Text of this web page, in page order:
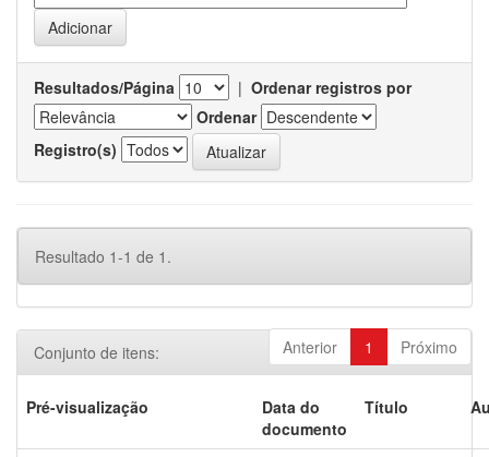
Resultados/Página | Ordenar registros por
Ordenar
Registro(s)
Resultado 1-1 de 1.
Anterior 1 Próximo
Conjunto de itens:
Pré-visualização
Data do
documento
Título